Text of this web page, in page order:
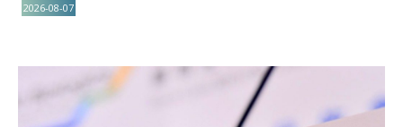
2026-08-07